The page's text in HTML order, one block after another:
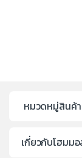
หมวดหมู่สินค้า
เกี่ยวกับโฮมม